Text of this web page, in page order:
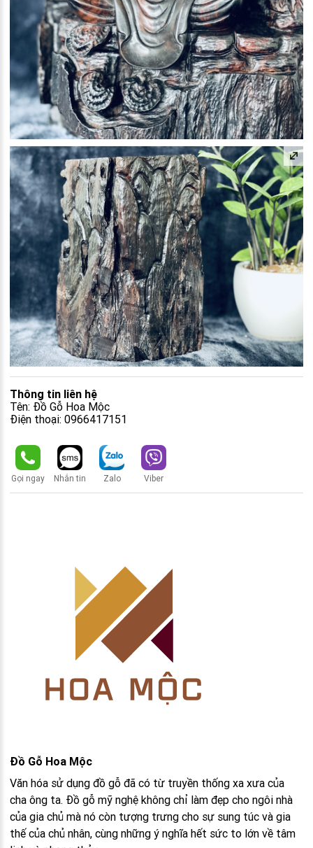
Thông tin liên hệ
Tên: Đồ Gỗ Hoa Mộc
Điện thoại: 0966417151
Gọi ngay Nhắn tin Zalo Viber
Đồ Gỗ Hoa Mộc
Văn hóa sử dụng đồ gỗ đã có từ truyền thống xa xưa của
cha ông ta. Đồ gỗ mỹ nghệ không chỉ làm đẹp cho ngôi nhà
của gia chủ mà nó còn tượng trưng cho sự sung túc và gia
thế của chủ nhân, cùng những ý nghĩa hết sức to lớn về tâm